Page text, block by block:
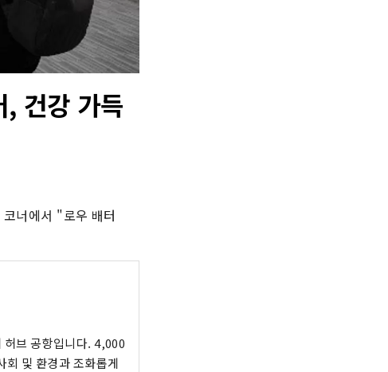
건강 가득
너에서 "로우 배터
허브 공항입니다. 4,000
회 및 환경과 조화롭게